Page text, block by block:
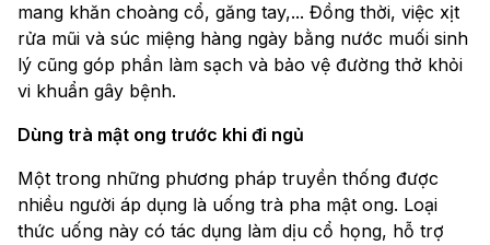
mang khăn choàng cổ, găng tay,... Đồng thời, việc xịt
rửa mũi và súc miệng hàng ngày bằng nước muối sinh
lý cũng góp phần làm sạch và bảo vệ đường thở khỏi
vi khuẩn gây bệnh.
Dùng trà mật ong trước khi đi ngủ
Một trong những phương pháp truyền thống được
nhiều người áp dụng là uống trà pha mật ong. Loại
thức uống này có tác dụng làm dịu cổ họng, hỗ trợ